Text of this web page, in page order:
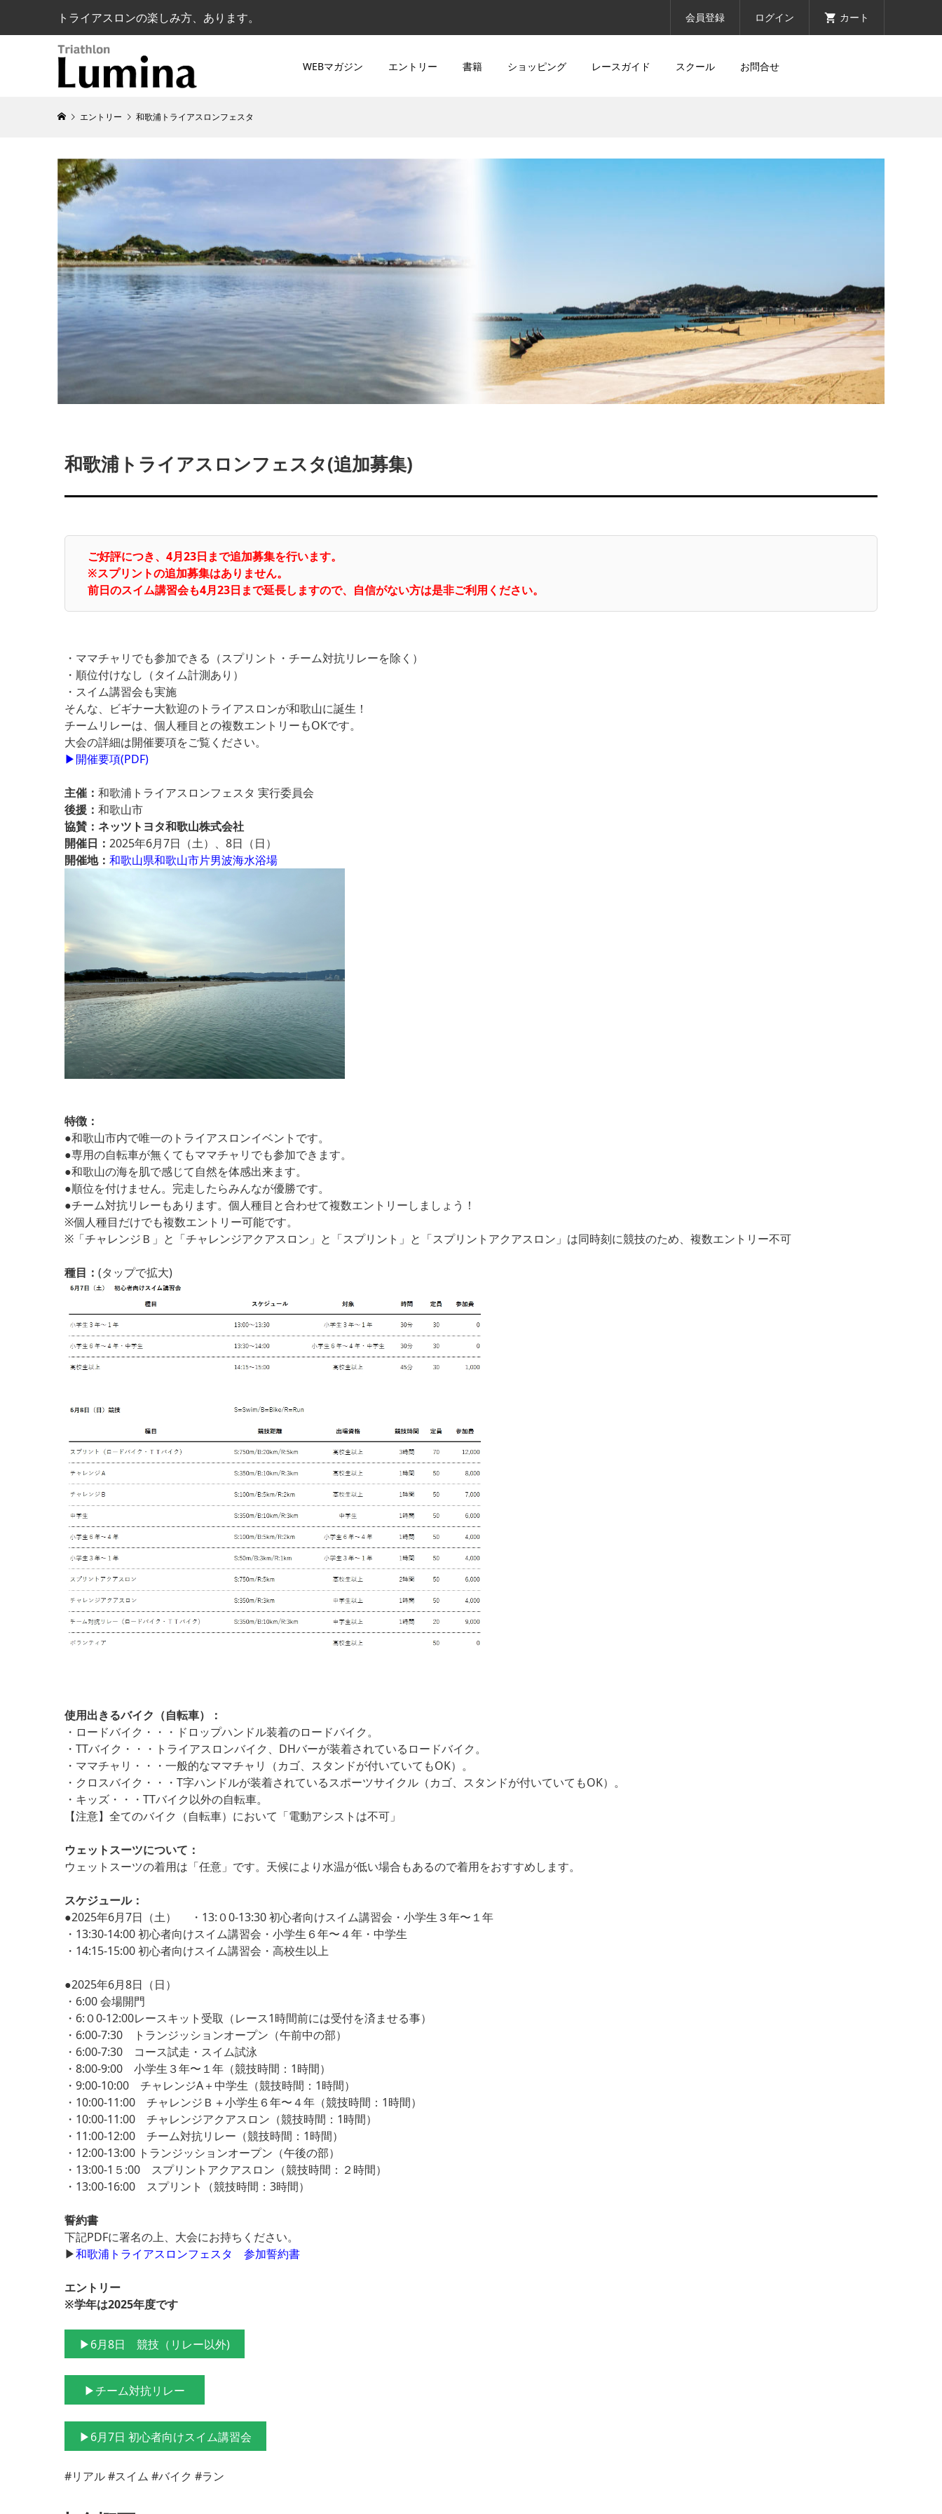
トライアスロンの楽しみ方、あります。 会員登録 ログイン カート
WEBマガジン エントリー 書籍 ショッピング レースガイド スクール お問合せ
エントリー 和歌浦トライアスロンフェスタ
和歌浦トライアスロンフェスタ(追加募集)
ご好評につき、4月23日まで追加募集を行います。
※スプリントの追加募集はありません。
前日のスイム講習会も4月23日まで延長しますので、自信がない方は是非ご利用ください。
・ママチャリでも参加できる（スプリント・チーム対抗リレーを除く）
・順位付けなし（タイム計測あり）
・スイム講習会も実施
そんな、ビギナー大歓迎のトライアスロンが和歌山に誕生！
チームリレーは、個人種目との複数エントリーもOKです。
大会の詳細は開催要項をご覧ください。
▶開催要項(PDF)
主催： 和歌浦トライアスロンフェスタ 実行委員会
後援： 和歌山市
協賛：ネッツトヨタ和歌山株式会社
開催日： 2025年6月7日（土）、8日（日）
開催地： 和歌山県和歌山市片男波海水浴場
特徴：
●和歌山市内で唯一のトライアスロンイベントです。
●専用の自転車が無くてもママチャリでも参加できます。
●和歌山の海を肌で感じて自然を体感出来ます。
●順位を付けません。完走したらみんなが優勝です。
●チーム対抗リレーもあります。個人種目と合わせて複数エントリーしましょう！
※個人種目だけでも複数エントリー可能です。
※「チャレンジＢ」と「チャレンジアクアスロン」と「スプリント」と「スプリントアクアスロン」は同時刻に競技のため、複数エントリー不可
種目： (タップで拡大)
使用出きるバイク（自転車）：
・ロードバイク・・・ドロップハンドル装着のロードバイク。
・TTバイク・・・トライアスロンバイク、DHバーが装着されているロードバイク。
・ママチャリ・・・一般的なママチャリ（カゴ、スタンドが付いていてもOK）。
・クロスバイク・・・T字ハンドルが装着されているスポーツサイクル（カゴ、スタンドが付いていてもOK）。
・キッズ・・・TTバイク以外の自転車。
【注意】全てのバイク（自転車）において「電動アシストは不可」
ウェットスーツについて：
ウェットスーツの着用は「任意」です。天候により水温が低い場合もあるので着用をおすすめします。
スケジュール：
●2025年6月7日（土） ・13:０0-13:30 初心者向けスイム講習会・小学生３年〜１年
・13:30-14:00 初心者向けスイム講習会・小学生６年〜４年・中学生
・14:15-15:00 初心者向けスイム講習会・高校生以上
●2025年6月8日（日）
・6:00 会場開門
・6:０0-12:00レースキット受取（レース1時間前には受付を済ませる事）
・6:00-7:30 トランジッションオープン（午前中の部）
・6:00-7:30 コース試走・スイム試泳
・8:00-9:00 小学生３年〜１年（競技時間：1時間）
・9:00-10:00 チャレンジA＋中学生（競技時間：1時間）
・10:00-11:00 チャレンジＢ＋小学生６年〜４年（競技時間：1時間）
・10:00-11:00 チャレンジアクアスロン（競技時間：1時間）
・11:00-12:00 チーム対抗リレー（競技時間：1時間）
・12:00-13:00 トランジッションオープン（午後の部）
・13:00-1５:00 スプリントアクアスロン（競技時間：２時間）
・13:00-16:00 スプリント（競技時間：3時間）
誓約書
下記PDFに署名の上、大会にお持ちください。
▶和歌浦トライアスロンフェスタ 参加誓約書
エントリー
※学年は2025年度です
▶6月8日 競技（リレー以外)
▶チーム対抗リレー
▶6月7日 初心者向けスイム講習会
#リアル #スイム #バイク #ラン